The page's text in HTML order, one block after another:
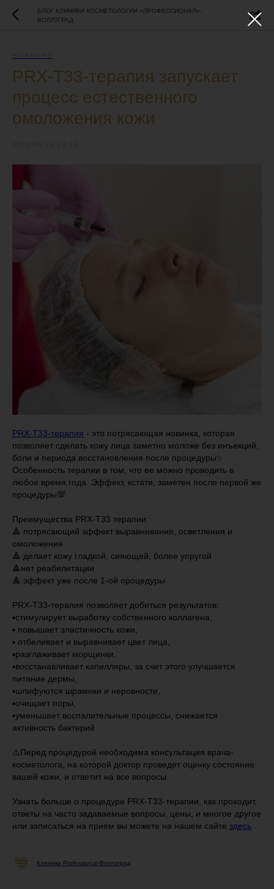
БЛОГ КЛИНИКИ КОСМЕТОЛОГИИ «ПРОФЕССИОНАЛ»-
ВОЛГОГРАД
PRX-T33-терапия запускает
процесс естественного
омоложения кожи
PRX-T33-терапия - это потрясающая новинка, которая
позволяет сделать кожу лица заметно моложе без инъекций,
боли и периода восстановления после процедуры✨
Особенность терапии в том, что ее можно проводить в
любое время года. Эффект, кстати, заметен после первой же
процедуры💯
Преимущества PRX-T33 терапии:
🔺 потрясающий эффект выравнивания, осветления и
омоложения
🔺 делает кожу гладкой, сияющей, более упругой
🔺нет реабилитации
🔺 эффект уже после 1-ой процедуры
PRX-T33-терапия позволяет добиться результатов:
▪️стимулирует выработку собственного коллагена;
▪️ повышает эластичность кожи,
▪️ отбеливает и выравнивает цвет лица,
▪️разглаживает морщинки,
▪️восстанавливает капилляры, за счет этого улучшается
питание дермы,
▪️шлифуются шрамики и неровности,
▪️очищает поры,
▪️уменьшает воспалительные процессы, снижается
активность бактерий
⚠️Перед процедурой необходима консультация врача-
косметолога, на которой доктор проведет оценку состояние
вашей кожи, и ответит на все вопросы.
Узнать больше о процедуре PRX-T33-терапии, как проходит,
ответы на часто задаваемые вопросы, цены, и многое другое
или записаться на прием вы можете на нашем сайте здесь
Клиника Professional-Волгоград